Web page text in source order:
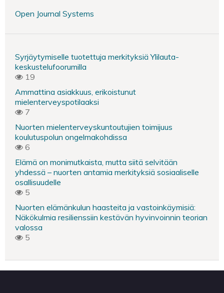
Open Journal Systems
Syrjäytymiselle tuotettuja merkityksiä Ylilauta-
keskustelufoorumilla
19
Ammattina asiakkuus, erikoistunut
mielenterveyspotilaaksi
7
Nuorten mielenterveyskuntoutujien toimijuus
koulutuspolun ongelmakohdissa
6
Elämä on monimutkaista, mutta siitä selvitään
yhdessä – nuorten antamia merkityksiä sosiaaliselle
osallisuudelle
5
Nuorten elämänkulun haasteita ja vastoinkäymisiä:
Näkökulmia resilienssiin kestävän hyvinvoinnin teorian
valossa
5